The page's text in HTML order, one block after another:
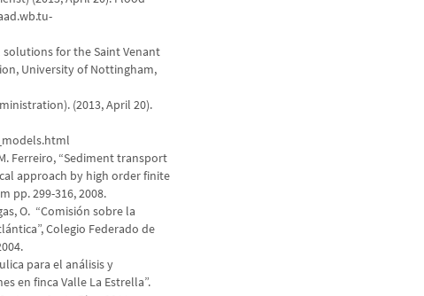
solutions for the Saint Venant
University of Nottingham,
(2013, April 20).
Ferreiro, “Sediment transport
approach by high order finite
pp. 299-316, 2008.
O. “Comisión sobre la
Colegio Federado de
para el análisis y
en finca Valle La Estrella”.